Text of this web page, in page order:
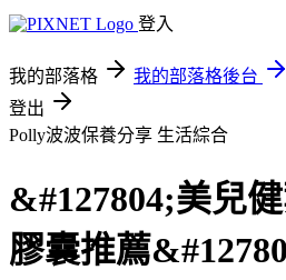
登入
我的部落格 我的部落格後台
登出
Polly波波保養分享 生活綜合
&#127804;美兒
膠囊推薦